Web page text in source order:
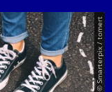
© Smarterpix / tomert